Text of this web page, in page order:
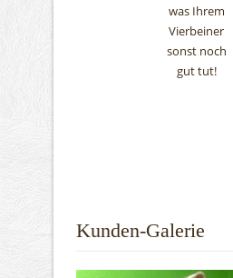
was Ihrem
Vierbeiner
sonst noch
gut tut!
Kunden-Galerie